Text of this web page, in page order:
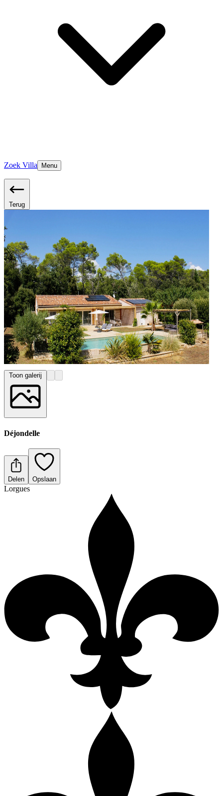
Zoek Villa Menu
Terug
Déjondelle
Delen Opslaan
Lorgues